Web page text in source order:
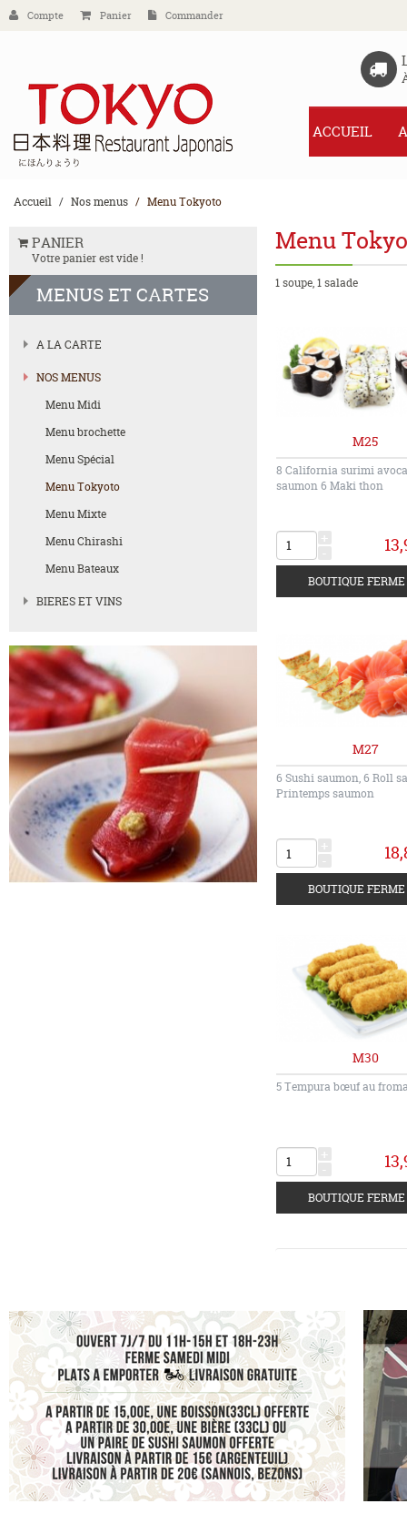
Compte Panier Commander
ACCUEIL
Accueil Nos menus Menu Tokyoto
PANIER
Votre panier est vide !
MENUS ET CARTES
A LA CARTE
NOS MENUS
Menu Midi
Menu brochette
Menu Spécial
Menu Tokyoto
Menu Mixte
Menu Chirashi
Menu Bateaux
BIERES ET VINS
Menu
1 soupe, 1 salade
M25
8 California surimi
saumon 6 Maki thon
M27
6 Sushi saumon, 6 Roll
Printemps saumon
M30
5 Tempura bœuf au